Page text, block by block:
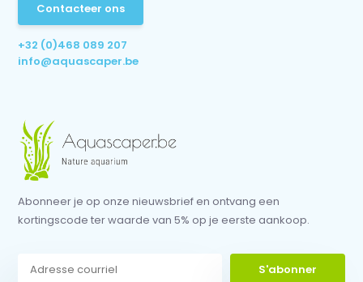
Contacteer ons
+32 (0)468 089 207
info@aquascaper.be
Abonneer je op onze nieuwsbrief en ontvang een
kortingscode ter waarde van 5% op je eerste aankoop.
S'abonner